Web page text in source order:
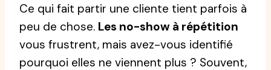
Ce qui fait partir une cliente tient parfois à
peu de chose. Les no-show à répétition
vous frustrent, mais avez-vous identifié
pourquoi elles ne viennent plus ? Souvent,